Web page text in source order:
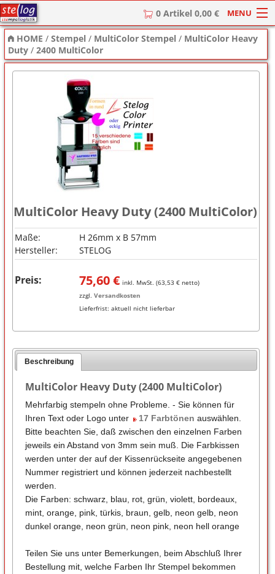
0 Artikel 0,00 € MENU
HOME
Stempel
Stempel-Textplatten
Stempelzubehör
HOME /Stempel / MultiColor Stempel / MultiColor Heavy
Duty /2400 MultiColor
MultiColor Heavy Duty (2400 MultiColor)
Maße:
H 26mm x B 57mm
Hersteller:
STELOG
Preis: 75,60€ inkl. MwSt. (63,53 € netto)
zzgl. Versandkosten
Lieferfrist: aktuell nicht lieferbar
Beschreibung
MultiColor Heavy Duty (2400 MultiColor)
Mehrfarbig stempeln ohne Probleme. - Sie können für
Ihren Text oder Logo unter
17 Farbtönen auswählen.
Bitte beachten Sie, daß zwischen den einzelnen Farben
jeweils ein Abstand von 3mm sein muß. Die Farbkissen
werden unter der auf der Kissenrückseite angegebenen
Nummer registriert und können jederzeit nachbestellt
werden.
Die Farben: schwarz, blau, rot, grün, violett, bordeaux,
mint, orange, pink, türkis, braun, gelb, neon gelb, neon
dunkel orange, neon grün, neon pink, neon hell orange
Teilen Sie uns unter Bemerkungen, beim Abschluß Ihrer
Bestellung mit, welche Farben Ihr Stempel bekommen